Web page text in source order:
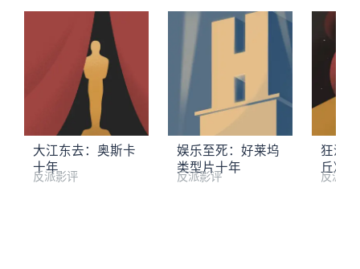
大江东去：奥斯卡
十年
反派影评
娱乐至死：好莱坞
类型片十年
反派影评
狂沙
丘》
反派影